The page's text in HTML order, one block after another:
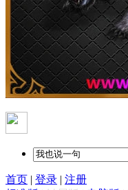
首页 | 登录 | 注册